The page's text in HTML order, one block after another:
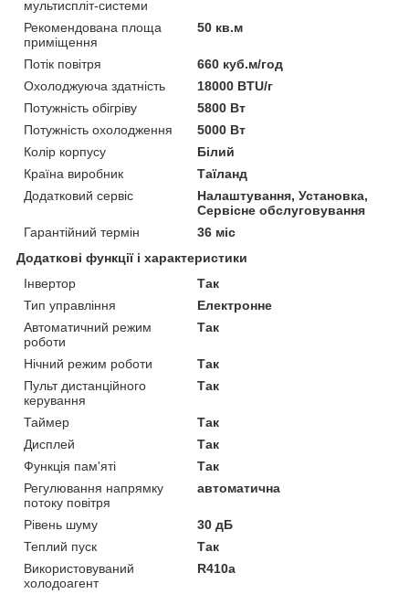
мультиспліт-системи
Рекомендована площа
приміщення
50 кв.м
Потік повітря
660 куб.м/год
Охолоджуюча здатність
18000 BTU/г
Потужність обігріву
5800 Вт
Потужність охолодження
5000 Вт
Колір корпусу
Білий
Країна виробник
Таїланд
Додатковий сервіс
Налаштування, Установка,
Сервісне обслуговування
Гарантійний термін
36 міс
Додаткові функції і характеристики
Інвертор
Так
Тип управління
Електронне
Автоматичний режим
роботи
Так
Нічний режим роботи
Так
Пульт дистанційного
керування
Так
Таймер
Так
Дисплей
Так
Функція пам'яті
Так
Регулювання напрямку
потоку повітря
автоматична
Рівень шуму
30 дБ
Теплий пуск
Так
Використовуваний
холодоагент
R410a